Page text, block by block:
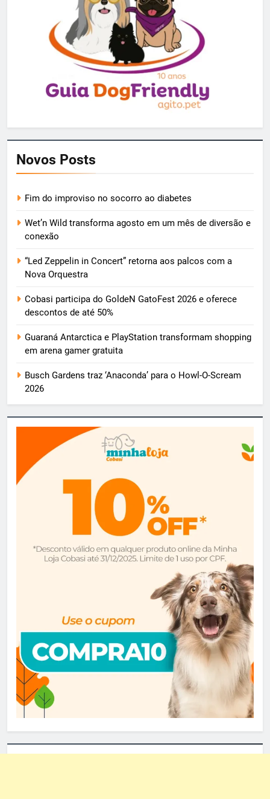
Novos Posts
Fim do improviso no socorro ao diabetes
Wet’n Wild transforma agosto em um mês de diversão e
conexão
“Led Zeppelin in Concert” retorna aos palcos com a
Nova Orquestra
Cobasi participa do GoldeN GatoFest 2026 e oferece
descontos de até 50%
Guaraná Antarctica e PlayStation transformam shopping
em arena gamer gratuita
Busch Gardens traz ‘Anaconda’ para o Howl-O-Scream
2026